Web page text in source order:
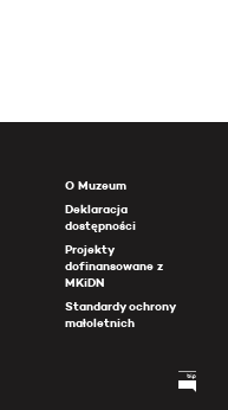
O Muzeum
Deklaracja
dostępności
Projekty
dofinansowane z
MKiDN
Standardy ochrony
małoletnich